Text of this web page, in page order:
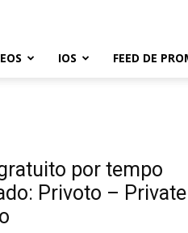
IOS FEED DE
por tempo
Privoto – Private